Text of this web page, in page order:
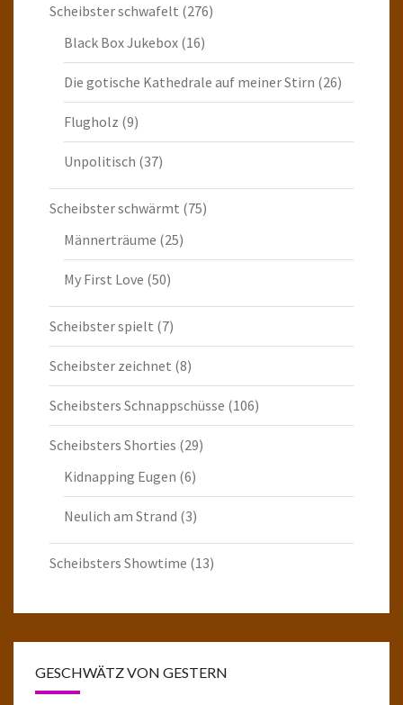
Scheibster schwafelt (276)
Black Box Jukebox (16)
Die gotische Kathedrale auf meiner Stirn (26)
Flugholz (9)
Unpolitisch (37)
Scheibster schwärmt (75)
Männerträume (25)
My First Love (50)
Scheibster spielt (7)
Scheibster zeichnet (8)
Scheibsters Schnappschüsse (106)
Scheibsters Shorties (29)
Kidnapping Eugen (6)
Neulich am Strand (3)
Scheibsters Showtime (13)
GESCHWÄTZ VON GESTERN